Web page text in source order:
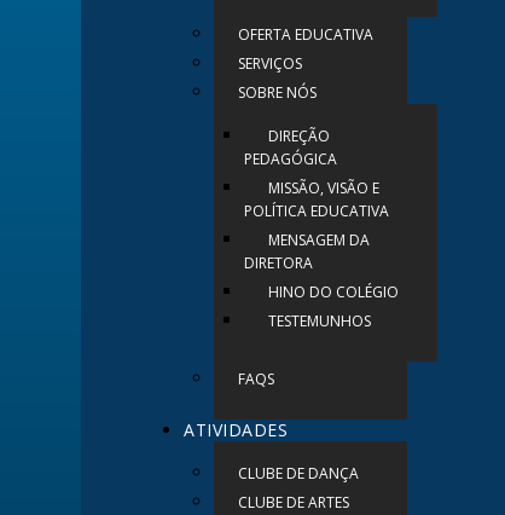
OFERTA EDUCATIVA
SERVIÇOS
SOBRE NÓS
DIREÇÃO
PEDAGÓGICA
MISSÃO, VISÃO E
POLÍTICA EDUCATIVA
MENSAGEM DA
DIRETORA
HINO DO COLÉGIO
TESTEMUNHOS
FAQS
ATIVIDADES
CLUBE DE DANÇA
CLUBE DE ARTES